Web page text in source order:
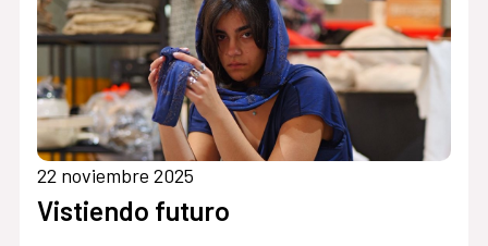
22 noviembre 2025
Vistiendo futuro